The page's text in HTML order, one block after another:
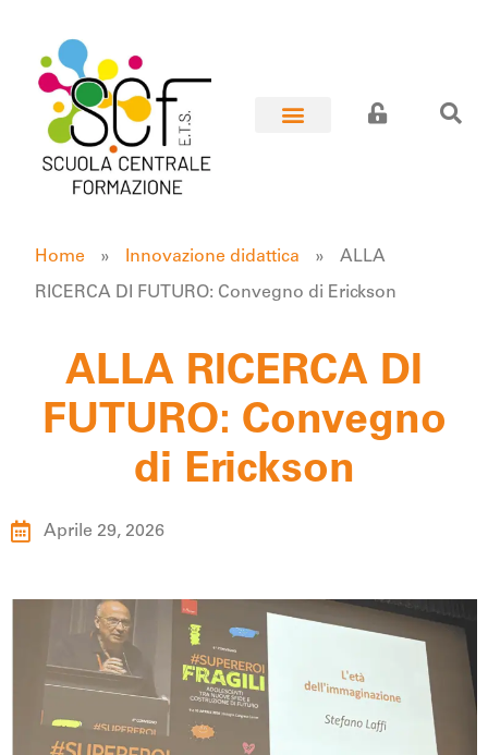
Home » Innovazione didattica » ALLA
RICERCA DI FUTURO: Convegno di Erickson
ALLA RICERCA DI
FUTURO: Convegno
di Erickson
Aprile 29, 2026